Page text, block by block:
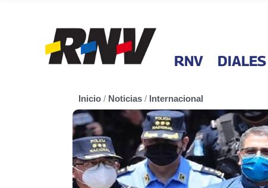
RNV DIALES
Inicio / Noticias / Internacional